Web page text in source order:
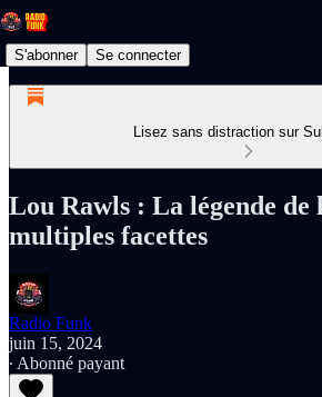
S'abonner Se connecter
Lisez sans distraction sur
Lou Rawls : La légende de
multiples facettes
Radio Funk
juin 15, 2024
∙ Abonné payant